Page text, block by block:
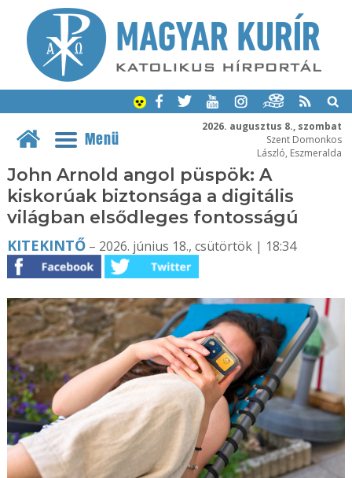
2026. augusztus 8., szombat
Szent Domonkos
László, Eszmeralda
Menü
John Arnold angol püspök: A
kiskorúak biztonsága a digitális
világban elsődleges fontosságú
KITEKINTŐ– 2026. június 18., csütörtök | 18:34